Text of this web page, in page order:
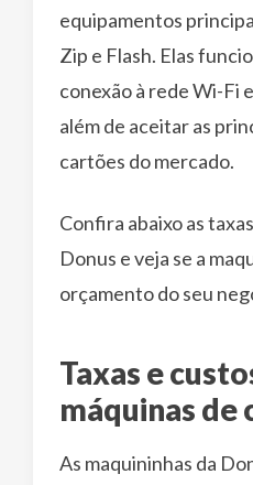
equipamentos
Zip e Flash. Elas
conexão à rede Wi-Fi
além de aceitar as
cartões do mercado.
Confira abaixo as
Donus e veja se a
orçamento do seu
Taxas e
máquinas de
As maquininhas da